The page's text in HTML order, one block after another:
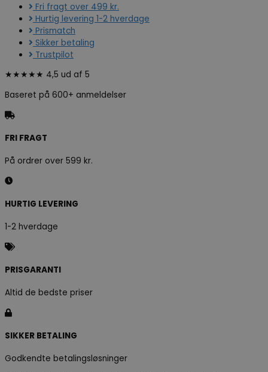
Fri fragt over 499 kr.
Hurtig levering 1-2 hverdage
Prismatch
Sikker betaling
Trustpilot
★★★★★ 4,5 ud af 5
Baseret på 600+ anmeldelser
FRI FRAGT
På ordrer over 599 kr.
HURTIG LEVERING
1-2 hverdage
PRISGARANTI
Altid de bedste priser
SIKKER BETALING
Godkendte betalingsløsninger